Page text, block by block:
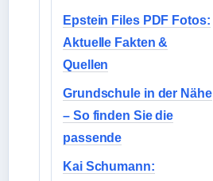
Epstein Files PDF Fotos:
Aktuelle Fakten &
Quellen
Grundschule in der Nähe
– So finden Sie die
passende
Kai Schumann: